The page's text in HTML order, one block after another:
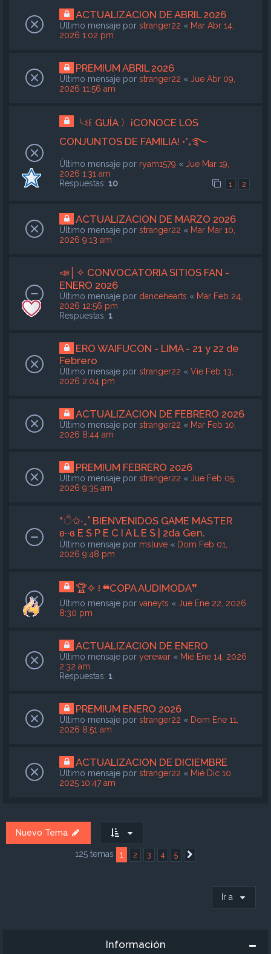
ACTUALIZACION DE ABRIL 2026
Último mensaje por stranger22 « Mar Abr 14,
2026 1:02 pm
PREMIUM ABRIL 2026
Último mensaje por stranger22 « Jue Abr 09,
2026 11:56 am
╰ଽ꒰ GUÍA 〉¡CONOCE LOS
CONJUNTOS DE FAMILIA! •°₊࿐
Último mensaje por ryam1579 « Jue Mar 19,
2026 1:31 am
Respuestas: 10 1 2
ACTUALIZACION DE MARZO 2026
Último mensaje por stranger22 « Mar Mar 10,
2026 9:13 am
📣│✧ CONVOCATORIA SITIOS FAN -
ENERO 2026
Último mensaje por dancehearts « Mar Feb 24,
2026 12:56 pm
Respuestas: 1
ERO WAIFUCON - LIMA - 21 y 22 de
Febrero
Último mensaje por stranger22 « Vie Feb 13,
2026 2:04 pm
ACTUALIZACION DE FEBRERO 2026
Último mensaje por stranger22 « Mar Feb 10,
2026 8:44 am
PREMIUM FEBRERO 2026
Último mensaje por stranger22 « Jue Feb 05,
2026 9:35 am
*ੈ✩‧₊˚ BIENVENIDOS GAME MASTER
ʚ··ɞ E S P E C I A L E S | 2da Gen.
Último mensaje por msluve « Dom Feb 01,
2026 9:48 pm
🏆✧ ፧ ❝COPA AUDIMODA❞
Último mensaje por vaneyts « Jue Ene 22, 2026
8:30 pm
ACTUALIZACION DE ENERO
Último mensaje por yerewar « Mié Ene 14, 2026
2:32 am
Respuestas: 1
PREMIUM ENERO 2026
Último mensaje por stranger22 « Dom Ene 11,
2026 8:51 am
ACTUALIZACION DE DICIEMBRE
Último mensaje por stranger22 « Mié Dic 10,
2025 10:47 am
Nuevo Tema
125 temas 1 2 3 4 5
Ir a
Información